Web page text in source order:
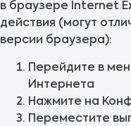
в браузере Internet
действия (могут
версии браузера):
Перейдите в
Интернета
Нажмите на
Переместите